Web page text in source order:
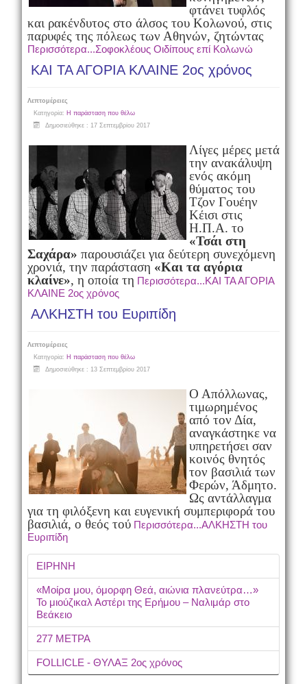
φτάνει τυφλός
και ρακένδυτος στο άλσος του Κολωνού, στις
παρυφές της πόλεως των Αθηνών, ζητώντας
Περισσότερα...Σοφοκλέους Οιδίπους επί Κολωνώ
ΚΑΙ ΤΑ ΑΓΟΡΙΑ ΚΛΑΙΝΕ 2ος χρόνος
Λεπτομέρειες
Κατηγορία: Η παράσταση που θέλω
Δημοσιεύθηκε : 17 Σεπτεμβρίου 2017
Λίγες μέρες μετά
την ανακάλυψη
ενός ακόμη
θύματος του
Τζον Γουέην
Κέισι στις
Η.Π.Α. το
«Τσάι στη
Σαχάρα» παρουσιάζει για δεύτερη συνεχόμενη
χρονιά, την παράσταση «Και τα αγόρια
κλαίνε», η οποία τη Περισσότερα...ΚΑΙ ΤΑ ΑΓΟΡΙΑ
ΚΛΑΙΝΕ 2ος χρόνος
ΑΛΚΗΣΤΗ του Ευριπίδη
Λεπτομέρειες
Κατηγορία: Η παράσταση που θέλω
Δημοσιεύθηκε : 13 Σεπτεμβρίου 2017
Ο Απόλλωνας,
τιμωρημένος
από τον Δία,
αναγκάστηκε να
υπηρετήσει σαν
κοινός θνητός
τον βασιλιά των
Φερών, Άδμητο.
Ως αντάλλαγμα
για τη φιλόξενη και ευγενική συμπεριφορά του
βασιλιά, ο θεός τού Περισσότερα...ΑΛΚΗΣΤΗ του
Ευριπίδη
ΕΙΡΗΝΗ
«Μοίρα μου, όμορφη Θεά, αιώνια πλανεύτρα…»
Το μιούζικαλ Αστέρι της Ερήμου – Ναλιμάρ στο
Βεάκειο
277 ΜΕΤΡΑ
FOLLICLE - ΘΥΛΑΞ 2ος χρόνος